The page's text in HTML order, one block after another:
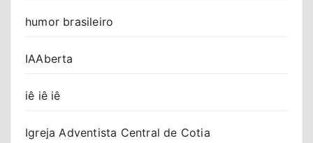
humor brasileiro
IAAberta
iê iê iê
Igreja Adventista Central de Cotia